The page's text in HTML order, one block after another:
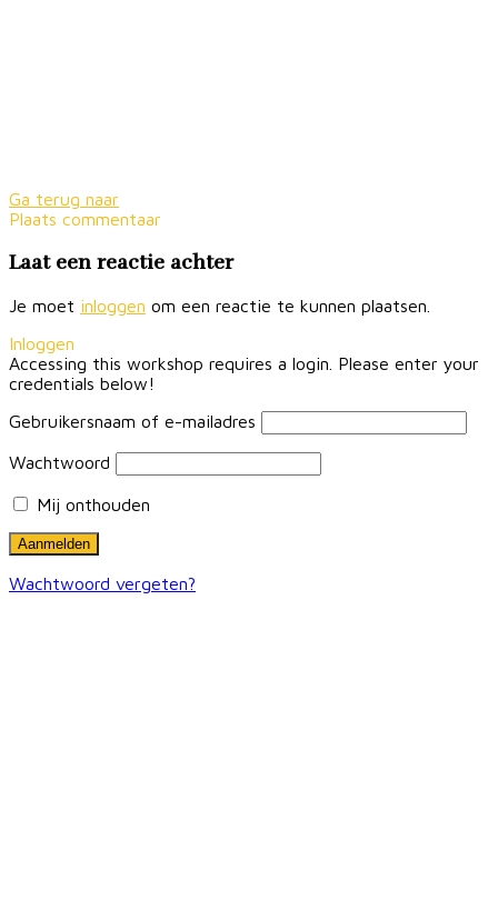
Ga terug naar
Plaats commentaar
Laat een reactie achter
Je moet inloggen om een reactie te kunnen plaatsen.
Inloggen
Accessing this workshop requires a login. Please enter your
credentials below!
Gebruikersnaam of e-mailadres
Wachtwoord
Mij onthouden
Wachtwoord vergeten?